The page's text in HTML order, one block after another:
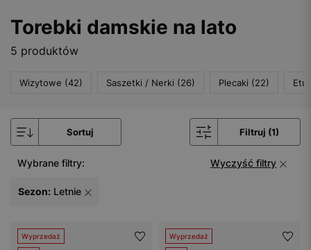
Torebki damskie na lato
5 produktów
Wizytowe (42) Saszetki / Nerki (26) Plecaki (22)
Sortuj Filtruj (1)
Wybrane filtry: Wyczyść filtry
Sezon: Letnie
Wyprzedaż Wyprzedaż